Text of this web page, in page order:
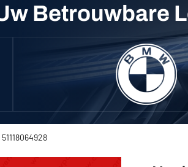
Betrouwbare